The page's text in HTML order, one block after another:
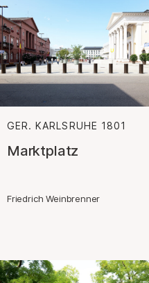
GER. KARLSRUHE 1801
Marktplatz
Friedrich Weinbrenner